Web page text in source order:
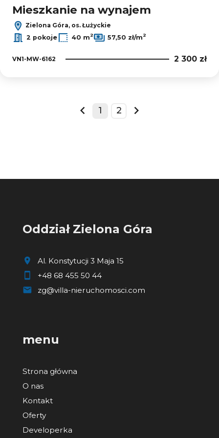
Mieszkanie na wynajem
Zielona Góra, os. Łużyckie
2 pokoje
40 m2 57,50 zł/m2
VN1-MW-6162 2 300 zł
prev
1 2
next
Oddział Zielona Góra
Al. Konstytucji 3 Maja 15
+48 68 455 50 44
zg@villa-nieruchomosci.com
menu
Strona główna
O nas
Kontakt
Oferty
Developerka